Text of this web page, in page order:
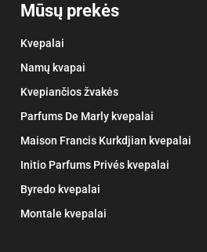
Mūsų prekės
Kvepalai
Namų kvapai
Kvepiančios žvakės
Parfums De Marly kvepalai
Maison Francis Kurkdjian kvepalai
Initio Parfums Privés kvepalai
Byredo kvepalai
Montale kvepalai